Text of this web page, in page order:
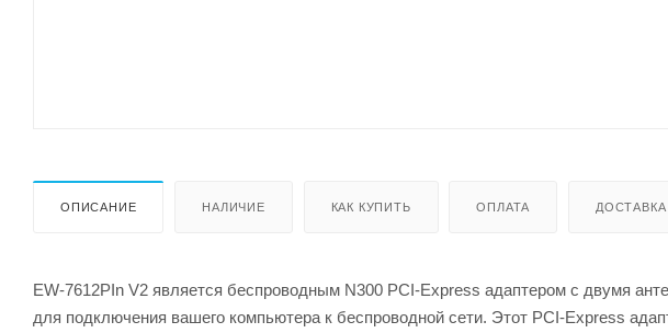
ОПИСАНИЕ НАЛИЧИЕ КАК КУПИТЬ ОПЛАТА ДОСТАВКА
EW-7612PIn V2 является беспроводным N300 PCI-Express адаптером с двумя
для подключения вашего компьютера к беспроводной сети. Этот PCI-Express